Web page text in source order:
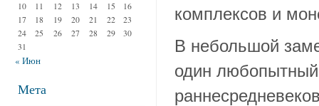
комплексов и
В небольшой
один любопытный
« Июн
10
11 12 13 14 15
16
17
18 19 20 21 22
23
24
25 26 27 28 29
30
31
Мета